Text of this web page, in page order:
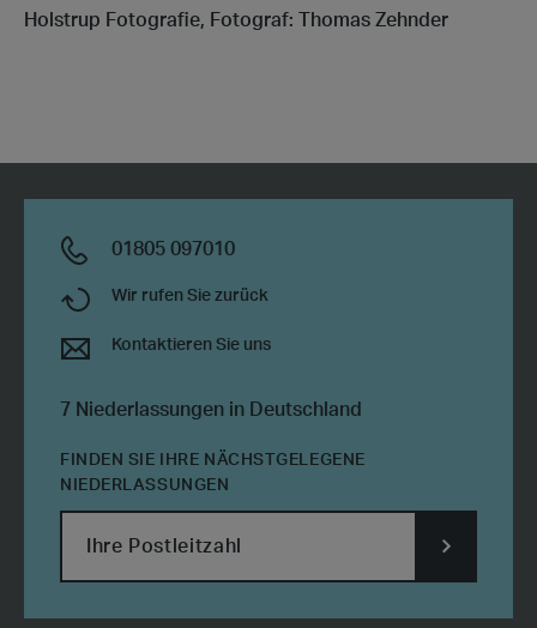
Holstrup Fotografie, Fotograf: Thomas Zehnder
01805 097010
Wir rufen Sie zurück
Kontaktieren Sie uns
7 Niederlassungen in Deutschland
FINDEN SIE IHRE NÄCHSTGELEGENE
NIEDERLASSUNGEN
POSTCODE